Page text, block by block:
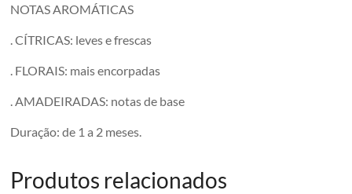
NOTAS AROMÁTICAS
. CÍTRICAS: leves e frescas
. FLORAIS: mais encorpadas
. AMADEIRADAS: notas de base
Duração: de 1 a 2 meses.
Produtos relacionados